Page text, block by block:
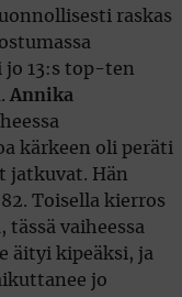
raskas
jo 13:s top-ten
Annika
kärkeen oli peräti
jatkuvat. Hän
Toisella kierros
vaiheessa
äityi kipeäksi, ja
jo